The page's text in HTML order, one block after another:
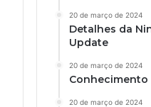
20 de março de 2024
Detalhes da
Update
20 de março de 2024
Conhecimento
20 de março de 2024